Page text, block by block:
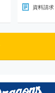
資料請求